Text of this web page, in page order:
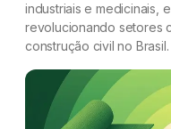
industriais e medicinais,
revolucionando setores
construção civil no Brasil.